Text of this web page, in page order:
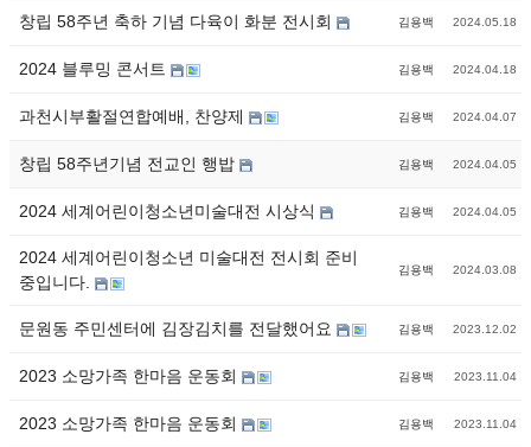
창립 58주년 축하 기념 다육이 화분 전시회 김용백 2024.05.18
2024 블루밍 콘서트 김용백 2024.04.18
과천시부활절연합예배, 찬양제 김용백 2024.04.07
창립 58주년기념 전교인 행밥 김용백 2024.04.05
2024 세계어린이청소년미술대전 시상식 김용백 2024.04.05
2024 세계어린이청소년 미술대전 전시회 준비
중입니다.
김용백 2024.03.08
문원동 주민센터에 김장김치를 전달했어요 김용백 2023.12.02
2023 소망가족 한마음 운동회 김용백 2023.11.04
2023 소망가족 한마음 운동회 김용백 2023.11.04